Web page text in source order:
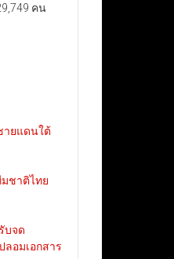
คน
ายแดนใต้
ชาติไทย
บจด
อมเอกสาร